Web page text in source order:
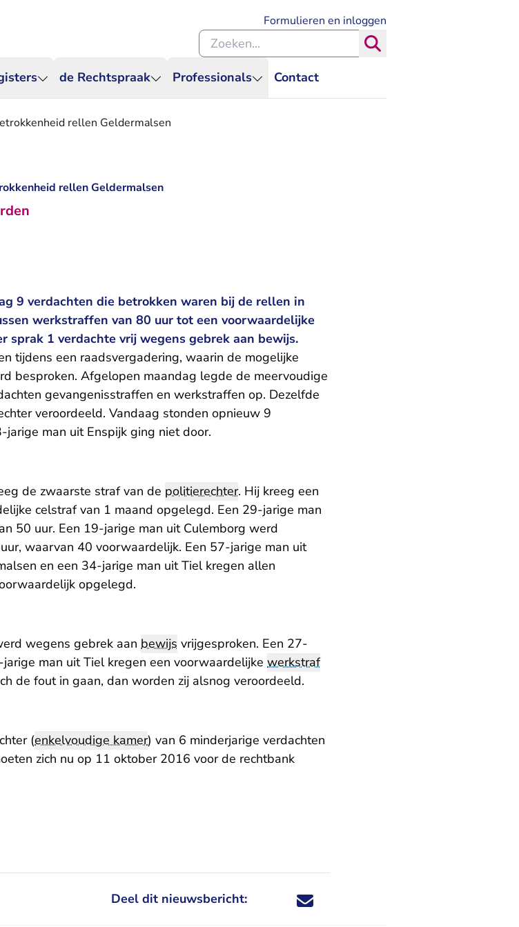
de Rechtspraak Professionals Contact
Formulieren en inloggen
Zoeken binnen de Rechtspraak
rellen Geldermalsen
rellen Geldermalsen
9 verdachten die betrokken waren bij de rellen in
werkstraffen van 80 uur tot een voorwaardelijke
sprak 1 verdachte vrij wegens gebrek aan bewijs.
tijdens een raadsvergadering, waarin de mogelijke
besproken. Afgelopen maandag legde de meervoudige
gevangenisstraffen en werkstraffen op. Dezelfde
veroordeeld. Vandaag stonden opnieuw 9
jarige man uit Enspijk ging niet door.
de zwaarste straf van de politierechter. Hij kreeg een
celstraf van 1 maand opgelegd. Een 29-jarige man
50 uur. Een 19-jarige man uit Culemborg werd
waarvan 40 voorwaardelijk. Een 57-jarige man uit
en een 34-jarige man uit Tiel kregen allen
opgelegd.
wegens gebrek aan bewijs vrijgesproken. Een 27-
man uit Tiel kregen een voorwaardelijke werkstraf
de fout in gaan, dan worden zij alsnog veroordeeld.
(enkelvoudige kamer) van 6 minderjarige verdachten
zich nu op 11 oktober 2016 voor de rechtbank
Deel dit nieuwsbericht: Deel dit nieuwsbericht via X - U verlaat
Deel dit nieuwsbericht via Facebook - U
Deel dit nieuwsbericht via e-mail
Deel dit nieuwsbericht via LinkedIn - U